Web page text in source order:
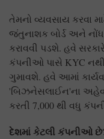
તેમનો વ્યવસાય કરવા
જંતુનાશક બોર્ડ અને
કરાવવી પડશે. હવે
કંપનીઓ પાસે KYC
ગુમાવશે. હવે આમાં
'બિઝનેસલાઈન'ના
કરતી 7,000 થી વધુ
દેશમાં કેટલી કંપનીઓ છે